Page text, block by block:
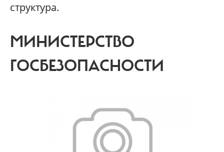
структура.
МИНИСТЕРСТВО
ГОСБЕЗОПАСНОСТИ